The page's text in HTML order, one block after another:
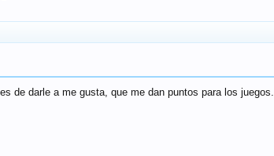
de darle a me gusta, que me dan puntos para los juegos.